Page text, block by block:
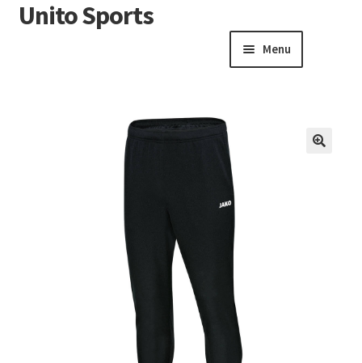
Unito Sports
Menu
Algemene voorwaarden